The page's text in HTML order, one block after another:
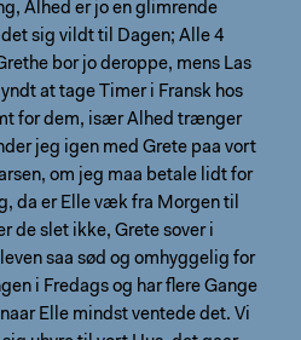
Alhed er jo en glimrende
sig vildt til Dagen; Alle 4
bor jo deroppe, mens Las
at tage Timer i Fransk hos
for dem, især Alhed trænger
jeg igen med Grete paa vort
om jeg maa betale lidt for
da er Elle væk fra Morgen til
de slet ikke, Grete sover i
saa sød og omhyggelig for
i Fredags og har flere Gange
Elle mindst ventede det. Vi